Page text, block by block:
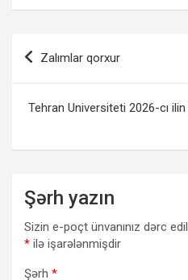
Yazı
naviqasiyası
Zalımlar qorxur
Tehran Universiteti 2026-cı
Şərh yazın
Sizin e-poçt ünvanınız dərc
* ilə işarələnmişdir
Şərh *